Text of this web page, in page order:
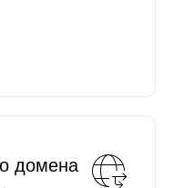
домена